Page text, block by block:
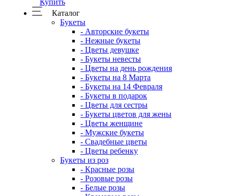
Купить
Каталог
Букеты
- Авторские букеты
- Нежные букеты
- Цветы девушке
- Букеты невесты
- Цветы на день рождения
- Букеты на 8 Марта
- Букеты на 14 Февраля
- Букеты в подарок
- Цветы для сестры
- Букеты цветов для жены
- Цветы женщине
- Мужские букеты
- Свадебные цветы
- Цветы ребенку
Букеты из роз
- Красные розы
- Розовые розы
- Белые розы